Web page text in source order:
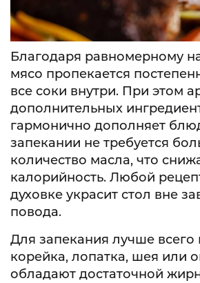
Благодаря равномерному
мясо пропекается
все соки внутри. При этом
дополнительных
гармонично дополняет
запекании не требуется
количество масла, что
калорийность. Любой
духовке украсит стол вне
повода.
Для запекания лучше всего
корейка, лопатка, шея или
обладают достаточной